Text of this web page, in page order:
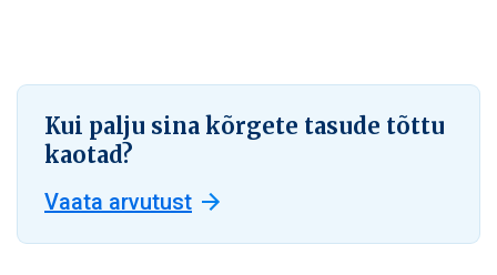
Kui palju sina kõrgete tasude tõttu
kaotad?
Vaata arvutust